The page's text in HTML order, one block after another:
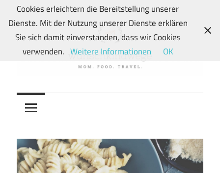
Zum
Inhalt
springen
wunschkindwege
Wunschkindern
und
Wegen:
Mein
Familien-,
Cookies erleichtern die Bereitstellung unserer
Dienste. Mit der Nutzung unserer Dienste erklären
Sie sich damit einverstanden, dass wir Cookies
verwenden. Weitere Informationen OK